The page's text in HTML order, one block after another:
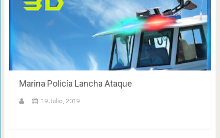
Marina Policía Lancha Ataque
19 Julio, 2019